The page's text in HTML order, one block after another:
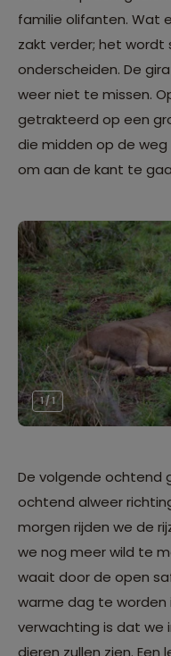
familie olifanten. Wat
zakt verder; het
onderscheiden. De
weer niet te missen.
getrakteerd op een
die midden op de
om aan de kant te
1 / 1
De volgende ochtend
ochtend alweer
morgen rijden we de
we nog meer wild te
waait door de open
warme dag te worden
verwachting is dat
dieren zullen zien.